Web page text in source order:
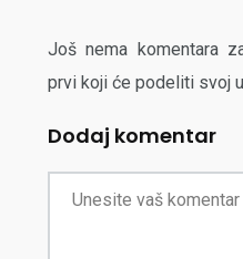
Još nema komentara
prvi koji će podeliti svoj
Dodaj komentar